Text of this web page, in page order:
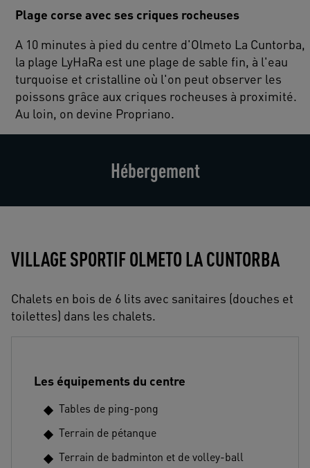
Plage corse avec ses criques rocheuses
A 10 minutes à pied du centre d'Olmeto La Cuntorba,
la plage LyHaRa est une plage de sable fin, à l'eau
turquoise et cristalline où l'on peut observer les
poissons grâce aux criques rocheuses à proximité.
Au loin, on devine Propriano.
Hébergement
VILLAGE SPORTIF OLMETO LA CUNTORBA
Chalets en bois de 6 lits avec sanitaires (douches et
toilettes) dans les chalets.
Les équipements du centre
Tables de ping-pong
Terrain de pétanque
Terrain de badminton et de volley-ball